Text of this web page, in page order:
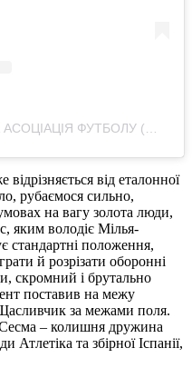
від еталонної
рубаємося сильно,
на вагу золота люди,
яким володіє Мілья-
стандартні положення,
й розрізати оборонні
скромний і брутально
поставив на межу
за межами поля.
– колишня дружина
Атлетіка та збірної Іспанії,